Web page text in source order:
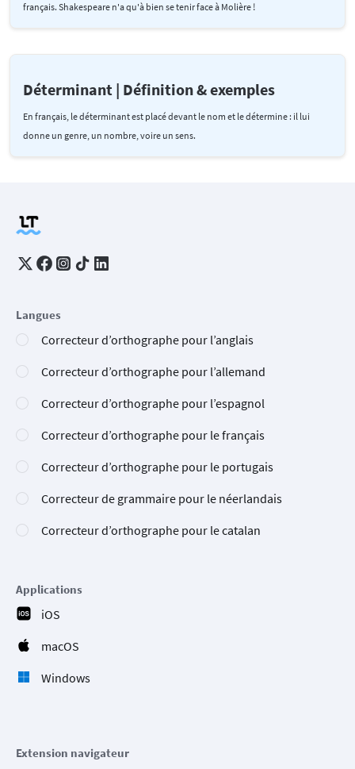
français. Shakespeare n'a qu'à bien se tenir face à Molière !
Déterminant | Définition & exemples
En français, le déterminant est placé devant le nom et le détermine : il lui
donne un genre, un nombre, voire un sens.
Langues
Correcteur d’orthographe pour l’anglais
Correcteur d’orthographe pour l’allemand
Correcteur d’orthographe pour l’espagnol
Correcteur d’orthographe pour le français
Correcteur d’orthographe pour le portugais
Correcteur de grammaire pour le néerlandais
Correcteur d’orthographe pour le catalan
Applications
iOS
macOS
Windows
Extension navigateur